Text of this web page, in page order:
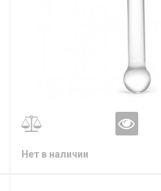
Нет в наличии